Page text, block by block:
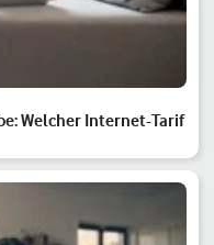
Welcher Internet-Tarif